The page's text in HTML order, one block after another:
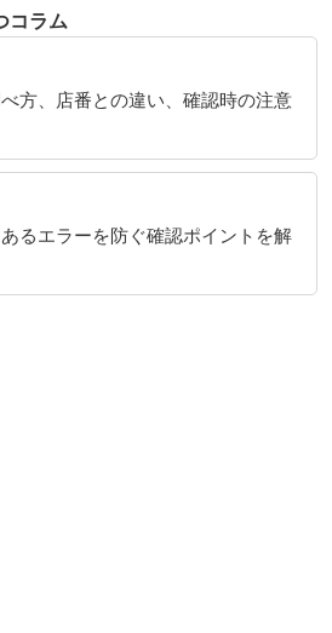
コラム
方、店番との違い、確認時の注意
るエラーを防ぐ確認ポイントを解